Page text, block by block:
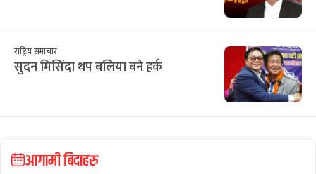
राष्ट्रिय समाचार
सुदन मिसिंदा थप बलिया बने हर्क
आगामी बिदाहरु